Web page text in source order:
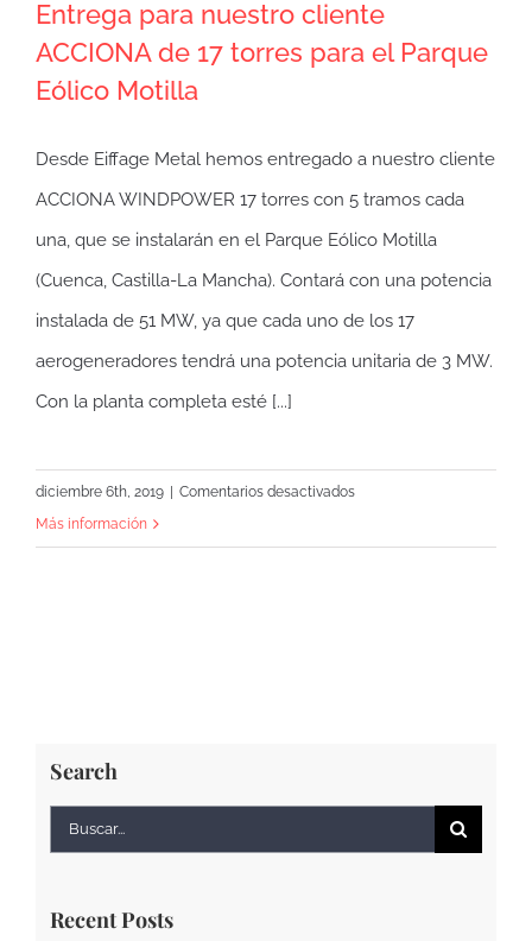
Entrega para nuestro cliente
ACCIONA de 17 torres para el Parque
Eólico Motilla
Desde Eiffage Metal hemos entregado a nuestro cliente
ACCIONA WINDPOWER 17 torres con 5 tramos cada
una, que se instalarán en el Parque Eólico Motilla
(Cuenca, Castilla-La Mancha). Contará con una potencia
instalada de 51 MW, ya que cada uno de los 17
aerogeneradores tendrá una potencia unitaria de 3 MW.
Con la planta completa esté [...]
diciembre 6th, 2019 | Comentarios desactivadosen
el
Más información
Search
Buscar:
Recent Posts